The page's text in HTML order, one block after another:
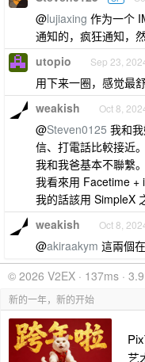
@lujiaxing 作为一个
通知的，疯狂通知，
utopio Sep 23,
用下来一圈，感觉最
weakish Oct 8,
@Steven0125 我和
信、打電話比較接近
我和我爸基本不聯繫
我看來用 Facetime +
我的話該用 SimpleX
weakish Oct 8,
@akiraakym 這兩個
© 2026 V2EX · 137ms ·
新的一年，新的开始
艺